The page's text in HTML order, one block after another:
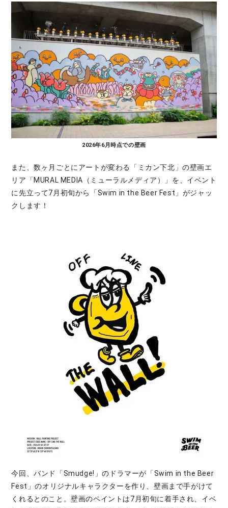
2026年6月時点での壁画
また、数ヶ月ごとにアートが変わる「ミカン下北」の壁画エ
リア「MURAL MEDIA（ミューラルメディア）」を、イベント
に先立って7月初旬から「Swim in the Beer Fest」がジャッ
クします！
今回、バンド「Smudge!」のドラマーが「Swim in the Beer
Fest」のオリジナルキャラクターを作り、壁画まで手がけて
くれるとのこと。壁画のペイントは7月初旬に着手され、イベ